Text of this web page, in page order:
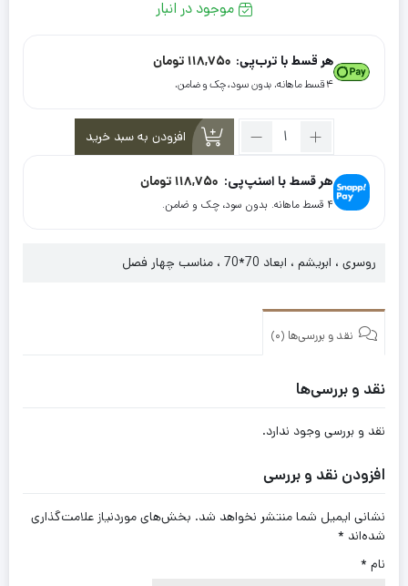
موجود در انبار
هر قسط با ترب‌پی: 118,750 تومان
۴ قسط ماهانه. بدون سود، چک و ضامن.
تعداد:
کد
17168
افزودن به سبد خرید
هر قسط با اسنپ‌پی: 118,750 تومان
۴ قسط ماهانه. بدون سود، چک و ضامن.
روسری ، ابریشم ، ابعاد 70*70 ، مناسب چهار فصل
نقد و بررسی‌ها (0)
نقد و بررسی‌ها
نقد و بررسی وجود ندارد.
افزودن نقد و بررسی
نشانی ایمیل شما منتشر نخواهد شد. بخش‌های موردنیاز علامت‌گذاری
شده‌اند *
نام *